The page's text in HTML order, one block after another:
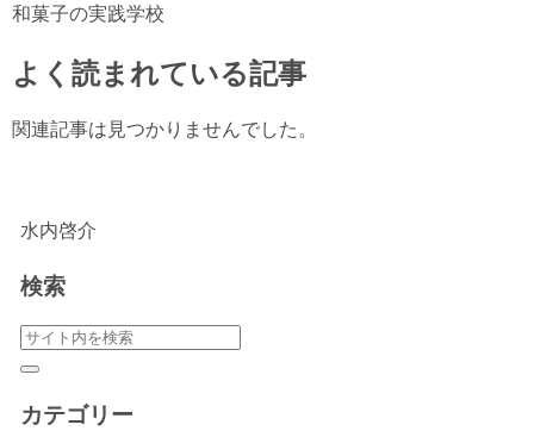
和菓子の実践学校
よく読まれている記事
関連記事は見つかりませんでした。
水内啓介
検索
カテゴリー